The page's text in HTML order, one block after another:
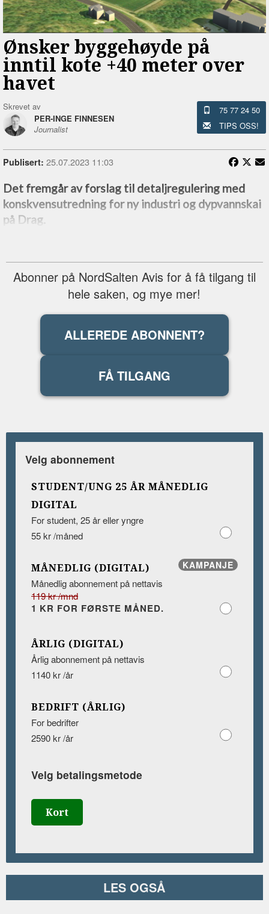
Ønsker byggehøyde på
inntil kote +40 meter over
havet
Skrevet av
PER-INGE FINNESEN
Journalist
75 77 24 50
TIPS OSS!
Publisert: 25.07.2023 11:03
Det fremgår av forslag til detaljregulering med
konskvensutredning for ny industri og dypvannskai
på Drag.
Abonner på NordSalten Avis for å få tilgang til
hele saken, og mye mer!
ALLEREDE ABONNENT?
FÅ TILGANG
Velg abonnement
STUDENT/UNG 25 ÅR MÅNEDLIG
DIGITAL
For student, 25 år eller yngre
55 kr /måned
KAMPANJE
MÅNEDLIG (DIGITAL)
Månedlig abonnement på nettavis
119 kr /mnd
1 KR FOR FØRSTE MÅNED.
ÅRLIG (DIGITAL)
Årlig abonnement på nettavis
1140 kr /år
BEDRIFT (ÅRLIG)
For bedrifter
2590 kr /år
Velg betalingsmetode
Kort
LES OGSÅ